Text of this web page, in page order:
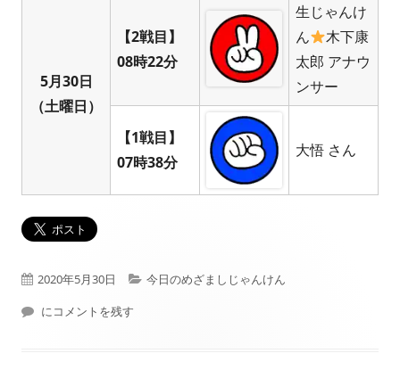
5月30日
（土曜日）
【2戦目】
08時22分
生じゃんけ
ん
木下康
太郎 アナウ
ンサー
【1戦目】
07時38分
大悟 さん
公
開
2020年5月30日
カ
今日のめざましじゃんけん
本日（2020年05月30日）フジテレビ： めざましじゃんけん 結果
にコメントを残す